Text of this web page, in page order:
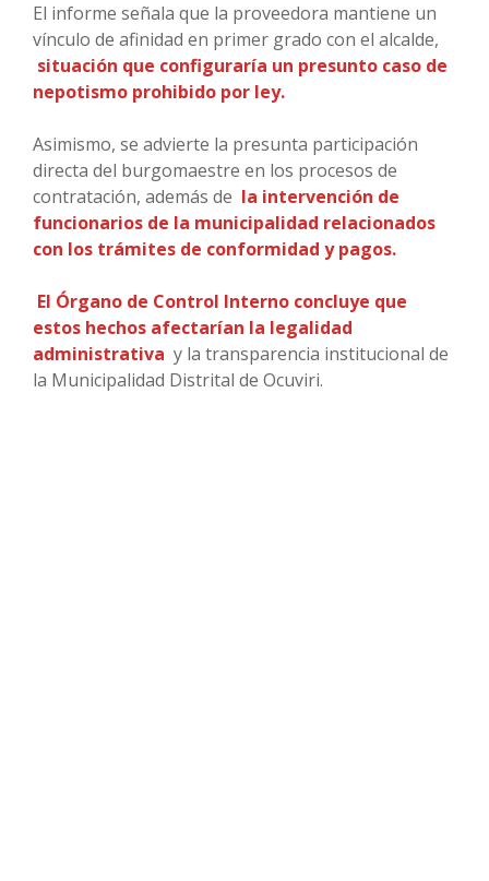
El informe señala que la proveedora mantiene un
vínculo de afinidad en primer grado con el alcalde,
situación que configuraría un presunto caso de
nepotismo prohibido por ley.
Asimismo, se advierte la presunta participación
directa del burgomaestre en los procesos de
contratación, además de la intervención de
funcionarios de la municipalidad relacionados
con los trámites de conformidad y pagos.
El Órgano de Control Interno concluye que
estos hechos afectarían la legalidad
administrativa y la transparencia institucional de
la Municipalidad Distrital de Ocuviri.